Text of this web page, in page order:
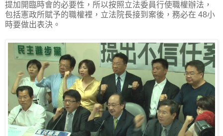
提加開臨時會的必要性，所以按照立法委員行使職權辦法，
包括憲政所賦予的職權裡，立法院長接到案後，務必在 48小
時要做出表決。